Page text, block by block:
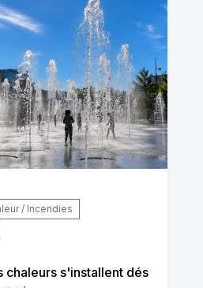
/ Incendies
chaleurs s'installent dés